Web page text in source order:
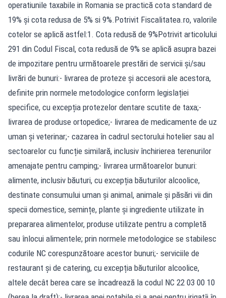
operatiunile taxabile in Romania se practică cota standard de
19% și cota redusa de 5% si 9%.Potrivit Fiscalitatea.ro, valorile
cotelor se aplică astfel:1. Cota redusă de 9%Potrivit articolului
291 din Codul Fiscal, cota redusă de 9% se aplică asupra bazei
de impozitare pentru următoarele prestări de servicii și/sau
livrări de bunuri:- livrarea de proteze și accesorii ale acestora,
definite prin normele metodologice conform legislației
specifice, cu excepția protezelor dentare scutite de taxa;-
livrarea de produse ortopedice;- livrarea de medicamente de uz
uman și veterinar;- cazarea în cadrul sectorului hotelier sau al
sectoarelor cu funcție similară, inclusiv închirierea terenurilor
amenajate pentru camping;- livrarea următoarelor bunuri:
alimente, inclusiv băuturi, cu excepția băuturilor alcoolice,
destinate consumului uman și animal, animale și păsări vii din
specii domestice, semințe, plante și ingrediente utilizate în
prepararea alimentelor, produse utilizate pentru a completă
sau înlocui alimentele; prin normele metodologice se stabilesc
codurile NC corespunzătoare acestor bunuri;- serviciile de
restaurant și de catering, cu excepția băuturilor alcoolice,
altele decât berea care se încadrează la codul NC 22 03 00 10